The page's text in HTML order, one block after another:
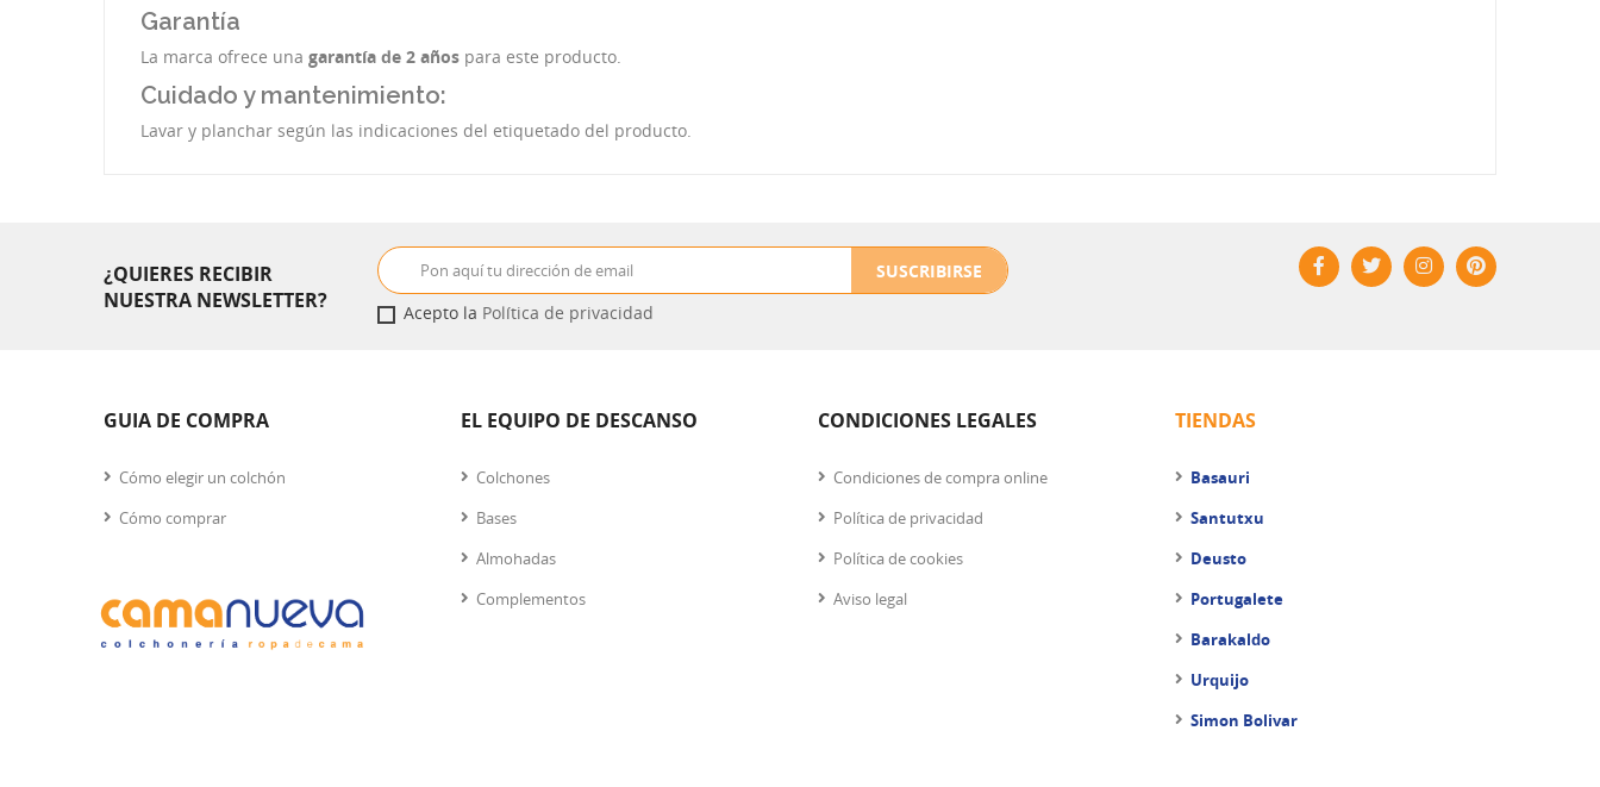
Garantía
La marca ofrece una garantía de 2 años para este producto.
Cuidado y mantenimiento:
Lavar y planchar según las indicaciones del etiquetado del producto.
¿QUIERES RECIBIR
NUESTRA NEWSLETTER?
SUSCRIBIRSE
Acepto la Política de privacidad
GUIA DE COMPRA
Cómo elegir un colchón
Cómo comprar
EL EQUIPO DE DESCANSO
Colchones
Bases
Almohadas
Complementos
CONDICIONES LEGALES
Condiciones de compra online
Política de privacidad
Política de cookies
Aviso legal
TIENDAS
Basauri
Santutxu
Deusto
Portugalete
Barakaldo
Urquijo
Simon Bolivar